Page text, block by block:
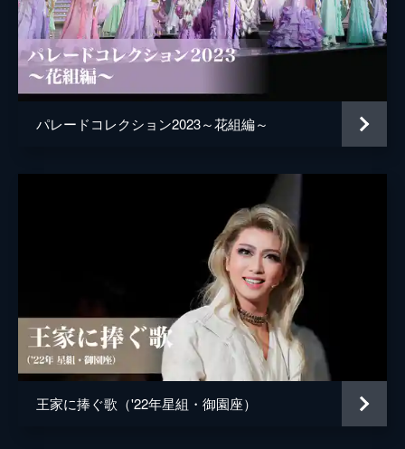
パレードコレクション2023～花組編～
王家に捧ぐ歌（'22年星組・御園座）